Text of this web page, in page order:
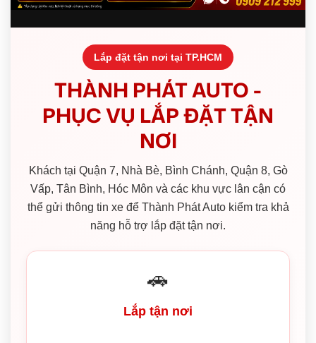
Lắp đặt tận nơi tại TP.HCM
THÀNH PHÁT AUTO -
PHỤC VỤ LẮP ĐẶT TẬN
NƠI
Khách tại Quận 7, Nhà Bè, Bình Chánh, Quận 8, Gò
Vấp, Tân Bình, Hóc Môn và các khu vực lân cận có
thể gửi thông tin xe để Thành Phát Auto kiểm tra khả
năng hỗ trợ lắp đặt tận nơi.
🚗
Lắp tận nơi